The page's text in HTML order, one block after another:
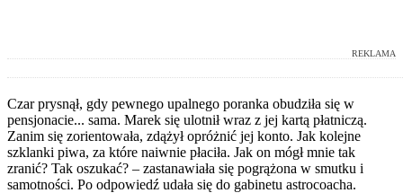
REKLAMA
Czar prysnął, gdy pewnego upalnego poranka obudziła się w
pensjonacie... sama. Marek się ulotnił wraz z jej kartą płatniczą.
Zanim się zorientowała, zdążył opróżnić jej konto. Jak kolejne
szklanki piwa, za które naiwnie płaciła. Jak on mógł mnie tak
zranić? Tak oszukać? – zastanawiała się pogrążona w smutku i
samotności. Po odpowiedź udała się do gabinetu astrocoacha.